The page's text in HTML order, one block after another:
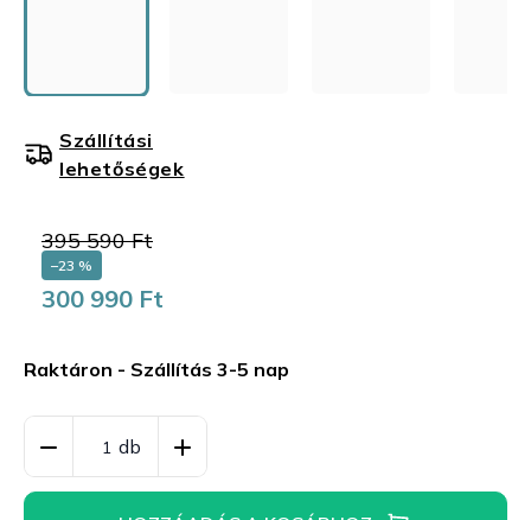
395 590 Ft
–23 %
300 990 Ft
Raktáron - Szállítás 3-5 nap
Szállítási
lehetőségek